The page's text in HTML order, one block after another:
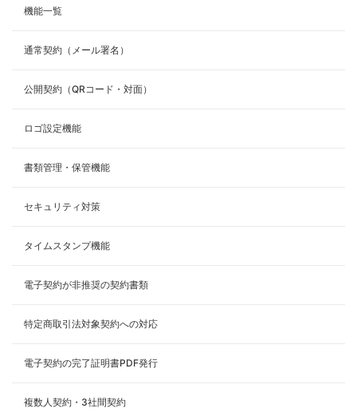
機能一覧
通常契約（メール署名）
公開契約（QRコード・対面）
ロゴ設定機能
書類管理・保管機能
セキュリティ対策
タイムスタンプ機能
電子契約が非推奨の契約書類
特定商取引法対象契約への対応
電子契約の完了証明書PDF発行
複数人契約・3社間契約